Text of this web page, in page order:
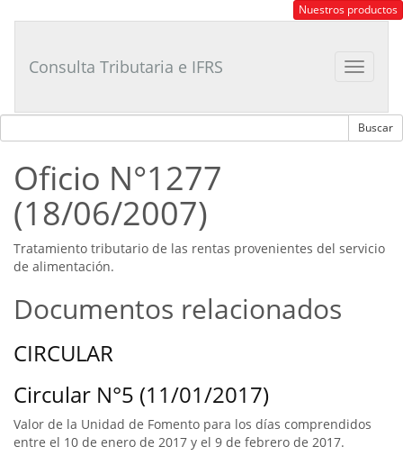
Tributario
Nuestros productos
Toggle
Consulta Tributaria e IFRS
Oficio N°1277
(18/06/2007)
Tratamiento tributario de las rentas provenientes del servicio
de alimentación.
Documentos relacionados
CIRCULAR
Circular N°5 (11/01/2017)
Valor de la Unidad de Fomento para los días comprendidos
entre el 10 de enero de 2017 y el 9 de febrero de 2017.